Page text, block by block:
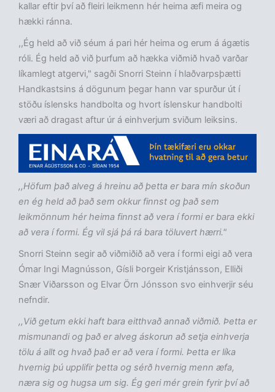
kallar eftir því að fleiri leikmenn hér heima æfi meira og
hækki ránna.
,,Ég held að við séum á pari hér heima og erum á ágætis
róli. Ég held að við þurfum að hækka viðmið hvað varðar
líkamlegt atgervi," sagði Snorri Steinn í hlaðvarpsþætti
Handkastsins á dögunum þegar hann var spurður út í
stöðu íslensks handbolta og hvort íslenskur handbolti
væri að dragast aftur úr á einhverjum sviðum leiksins.
,,Höfum það alveg á hreinu að þetta er bara mín skoðun
en ég held að það sem okkur finnst og það sem
leikmönnum hér heima finnst að vera í formi er bara ekki
að vera í formi. Ég vil sjá þá rá bara töluvert hærri."
Snorri Steinn segir að viðmiðið að vera í formi eigi að vera
Ómar Ingi Magnússon, Gísli Þorgeir Kristjánsson, Elliði
Snær Viðarsson og Elvar Örn Jónsson svo einhverjir séu
nefndir.
,,Við getum ekki haft bara eitthvað annað viðmið. Þetta er
mismunandi og það er alveg áskorun að setja einhverja
tölu á allt og hvað það er að vera í formi. Þetta er líka
hvernig þú upplifir þetta og sérð hvernig menn æfa,
næra sig og hugsa um sig. Ég geri mér grein fyrir því að